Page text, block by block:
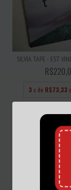
SILVIA TAPE - EST
3 x de R$73,33